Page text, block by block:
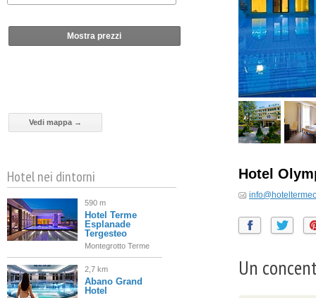
Hotel
Un
Mostra prezzi
Vedi mappa →
Hotel nei dintorni
590 m
Hotel Terme
Esplanade
Tergesteo
Montegrotto Terme
2,7 km
Abano Grand
Hotel